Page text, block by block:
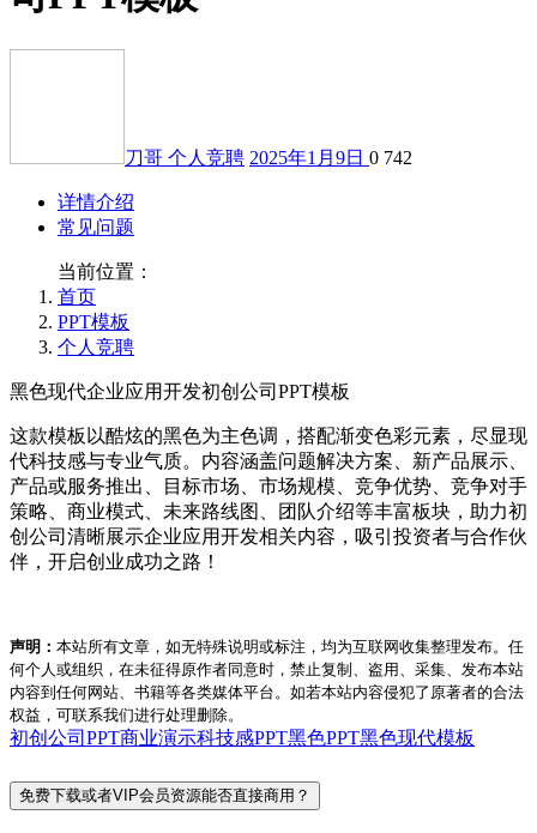
刀哥 个人竞聘 2025年1月9日 0 742
详情介绍
常见问题
当前位置：
首页
PPT模板
个人竞聘
黑色现代企业应用开发初创公司PPT模板
这款模板以酷炫的黑色为主色调，搭配渐变色彩元素，尽显现
代科技感与专业气质。内容涵盖问题解决方案、新产品展示、
产品或服务推出、目标市场、市场规模、竞争优势、竞争对手
策略、商业模式、未来路线图、团队介绍等丰富板块，助力初
创公司清晰展示企业应用开发相关内容，吸引投资者与合作伙
伴，开启创业成功之路！
声明： 本站所有文章，如无特殊说明或标注，均为互联网收集整理发布。任
何个人或组织，在未征得原作者同意时，禁止复制、盗用、采集、发布本站
内容到任何网站、书籍等各类媒体平台。如若本站内容侵犯了原著者的合法
权益，可联系我们进行处理删除。
初创公司PPT商业演示科技感PPT黑色PPT黑色现代模板
免费下载或者VIP会员资源能否直接商用？